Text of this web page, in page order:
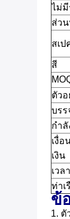
ไม่มี
ส่ว
สเป
สี
ตัวอ
บร
กำลั
เงื่อ
เงิน
เวล
ท่าเ
ข้
1. ตั